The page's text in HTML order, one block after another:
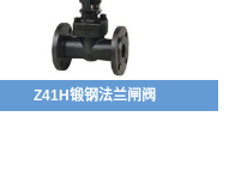
Z41H锻钢法兰闸阀